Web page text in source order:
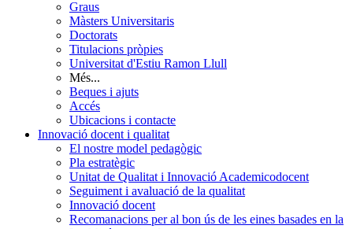
Graus
Màsters Universitaris
Doctorats
Titulacions pròpies
Universitat d'Estiu Ramon Llull
Més...
Beques i ajuts
Accés
Ubicacions i contacte
Innovació docent i qualitat
El nostre model pedagògic
Pla estratègic
Unitat de Qualitat i Innovació Academicodocent
Seguiment i avaluació de la qualitat
Innovació docent
Recomanacions per al bon ús de les eines basades en la